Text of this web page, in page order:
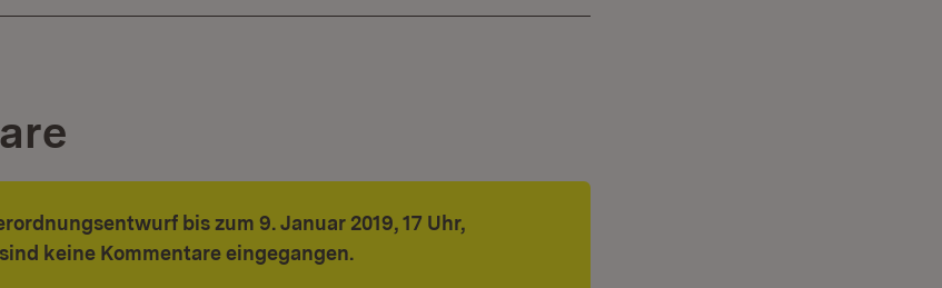
bis zum 9. Januar 2019, 17 Uhr,
keine Kommentare eingegangen.